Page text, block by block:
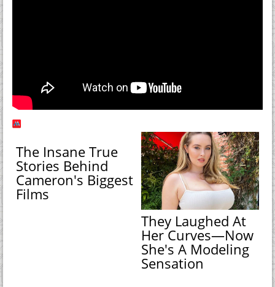
The Insane True
Stories Behind
Cameron's Biggest
Films
They Laughed At
Her Curves—Now
She's A Modeling
Sensation